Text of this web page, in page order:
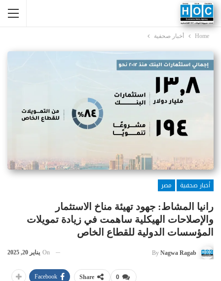
Home أخبار صحفية
أخبار صحفية
مصر
رانيا المشاط: جهود تهيئة مناخ الاستثمار
والإصلاحات الهيكلية ساهمت في زيادة تمويلات
المؤسسات الدولية للقطاع الخاص
By Nagwa Ragab
On يناير 20, 2025
0
Share
Facebook